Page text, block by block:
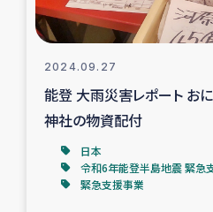
2024.09.27
能登 大雨災害レポート お
神社の物資配付
日本
令和6年能登半島地震 緊急
緊急支援事業